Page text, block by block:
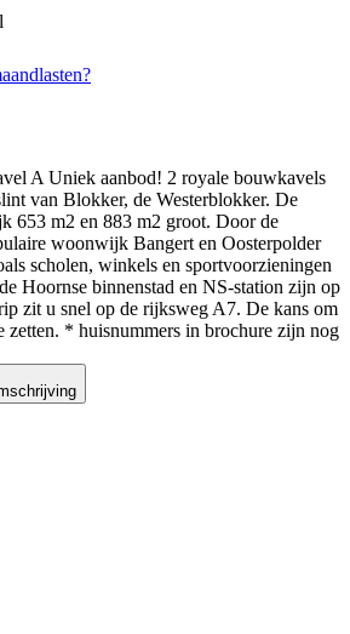
A Uniek aanbod! 2 royale bouwkavels
van Blokker, de Westerblokker. De
653 m2 en 883 m2 groot. Door de
woonwijk Bangert en Oosterpolder
scholen, winkels en sportvoorzieningen
Hoornse binnenstad en NS-station zijn op
zit u snel op de rijksweg A7. De kans om
zetten. * huisnummers in brochure zijn nog